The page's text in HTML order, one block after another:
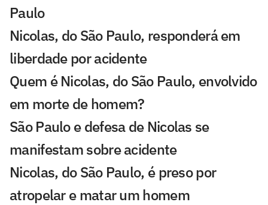
Paulo
Nicolas, do São Paulo, responderá em
liberdade por acidente
Quem é Nicolas, do São Paulo, envolvido
em morte de homem?
São Paulo e defesa de Nicolas se
manifestam sobre acidente
Nicolas, do São Paulo, é preso por
atropelar e matar um homem